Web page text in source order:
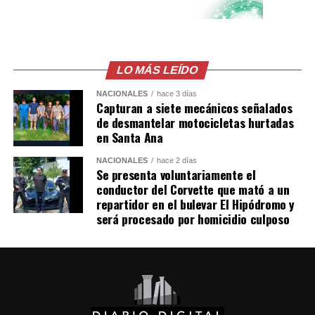
sentencia que el Gobierno mexicano considera ilegal.
relaciones diplomáticas.
Sheinbaum también indicó que Chávez viajó a México en
un avión militar y calificó la entrega del salvoconducto
como «una acción de buena voluntad» de la presidenta
Keiko Fujimori.
Comparte esto:
Facebook X
LO MÁS LEÍDO
NACIONALES hace 3 días
Capturan a siete mecánicos señalados
de desmantelar motocicletas hurtadas
en Santa Ana
NACIONALES hace 2 días
Se presenta voluntariamente el
conductor del Corvette que mató a un
repartidor en el bulevar El Hipódromo y
será procesado por homicidio culposo